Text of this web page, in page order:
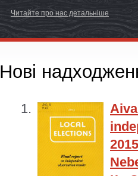
Читайте про нас детальніше
Нові